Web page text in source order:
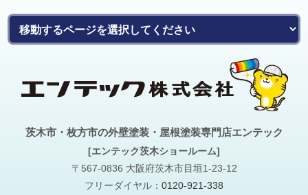
茨木市・枚方市の外壁塗装・屋根塗装専門店エンテック
[エンテック茨木ショールーム]
〒567-0836 大阪府茨木市目垣1-23-12
フリーダイヤル： 0120-921-338